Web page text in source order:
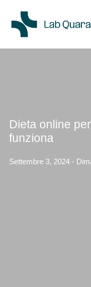
Skip to main content
Dieta online
funziona
Settembre 3, 2024 -